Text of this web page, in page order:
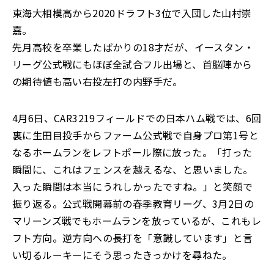
東海大相模高から2020ドラフト3位で入団した山村崇
嘉。
先月高校を卒業したばかりの18才だが、イースタン・
リーグ公式戦にもほぼ全試合フル出場と、首脳陣から
の期待値も高い右投左打の内野手だ。
4月6日、CAR3219フィールドでの日本ハム戦では、6回
裏に生田目投手からファーム公式戦で自身プロ第1号と
なるホームランをレフトポール際に放った。「打った
瞬間に、これはフェンスを越えるな、と思いました。
入った瞬間は本当にうれしかったですね。」と笑顔で
振り返る。公式戦開幕前の春季教育リーグ、3月2日の
マリーンズ戦でもホームランを放っているが、これもレ
フト方向。逆方向への長打を「意識しています」と言
い切るルーキーにそう思ったきっかけを尋ねた。